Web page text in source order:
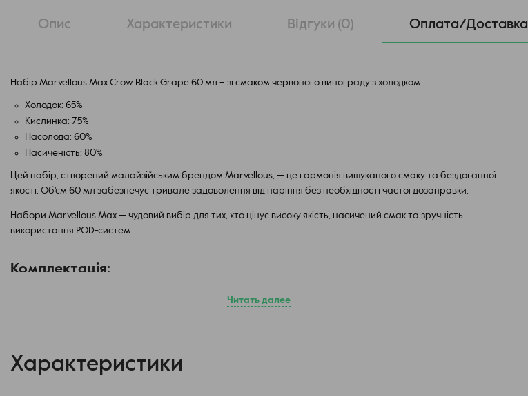
Опис Характеристики Відгуки (0) Оплата/Доставка
Набір Marvellous Max Crow Black Grape 60 мл – зі смаком червоного винограду з холодком.
Холодок: 65%
Кислинка: 75%
Насолода: 60%
Насиченість: 80%
Цей набір, створений малайзійським брендом Marvellous, — це гармонія вишуканого смаку та бездоганної
якості. Об'єм 60 мл забезпечує тривале задоволення від паріння без необхідності частої дозаправки.
Набори Marvellous Max — чудовий вибір для тих, хто цінує високу якість, насичений смак та зручність
використання POD-систем.
Комплектація:
підходить тим, хто шукає ідеальний баланс між інтенсивністю та комфортом. Оптимальне співвідношення
VG/PG – 50/50 робить рідину універсальною — вона чудово розкривається як у потужних модах, так і в
Читать далее
Характеристики